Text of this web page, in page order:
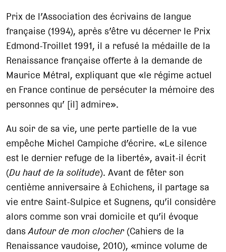
Prix de l’Association des écrivains de langue
française (1994), après s’être vu décerner le Prix
Edmond-Troillet 1991, il a refusé la médaille de la
Renaissance française offerte à la demande de
Maurice Métral, expliquant que «le régime actuel
en France continue de persécuter la mémoire des
personnes qu’ [il] admire».
Au soir de sa vie, une perte partielle de la vue
empêche Michel Campiche d’écrire. «Le silence
est le dernier refuge de la liberté», avait-il écrit
(Du haut de la solitude). Avant de fêter son
centième anniversaire à Echichens, il partage sa
vie entre Saint-Sulpice et Sugnens, qu’il considère
alors comme son vrai domicile et qu’il évoque
dansAutour de mon clocher (Cahiers de la
Renaissance vaudoise, 2010), «mince volume de